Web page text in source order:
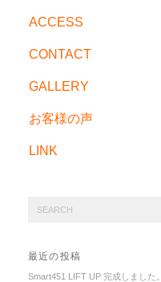
ACCESS
CONTACT
GALLERY
お客様の声
LINK
最近の投稿
Smart451 LIFT UP 完成しました。